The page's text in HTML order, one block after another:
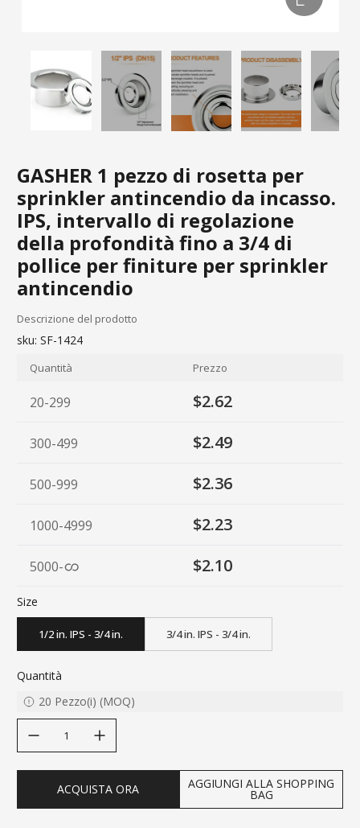
GASHER 1 pezzo di rosetta per
sprinkler antincendio da incasso.
IPS, intervallo di regolazione
della profondità fino a 3/4 di
pollice per finiture per sprinkler
antincendio
Descrizione del prodotto
sku: SF-1424
Quantità Prezzo
20-299 $2.62
300-499 $2.49
500-999 $2.36
1000-4999 $2.23
5000- $2.10
Size
1/2 in. IPS - 3/4 in. 3/4 in. IPS - 3/4 in.
Quantità
20 Pezzo(i) (MOQ)
ACQUISTA ORA AGGIUNGI ALLA SHOPPING
BAG